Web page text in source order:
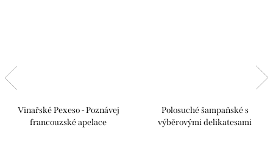
Vinařské Pexeso - Poznávej
francouzské apelace
Polosuché šampaňské s
výběrovými delikatesami